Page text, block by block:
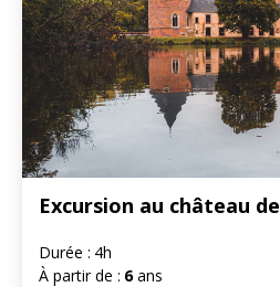
Excursion au château
Durée : 4h
À partir de : 6 ans